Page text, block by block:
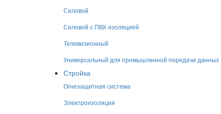
Силовой
Силовой с ПВХ изоляцией
Телевизионный
Универсальный для промышленной передачи данных
Стройка
Огнезащитная система
Электроизоляция